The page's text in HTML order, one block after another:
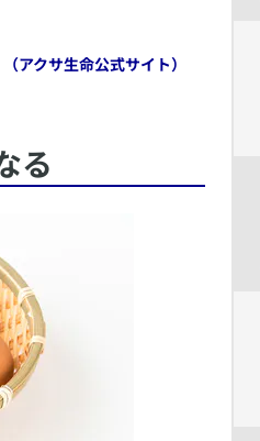
アクサ生命公式サイト）
る